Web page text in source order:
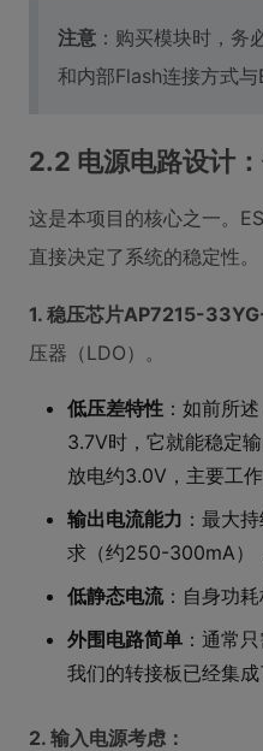
注意 ：购买模块时，务
和内部Flash连接方式
2.2 电源电路设计
这是本项目的核心之一。
直接决定了系统的稳定性。
1. 稳压芯片AP7215-
压器（LDO）。
低压差特性 ：如前所
3.7V时，它就能稳定
放电约3.0V，主要工
输出电流能力 ：最大
求（约250-300mA）
低静态电流：自身功
外围电路简单 ：通常
我们的转接板已经集成
2. 输入电源考虑：